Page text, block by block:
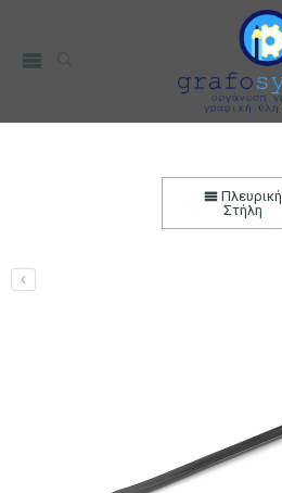
Καλώδια
Πλευρική
Στήλη